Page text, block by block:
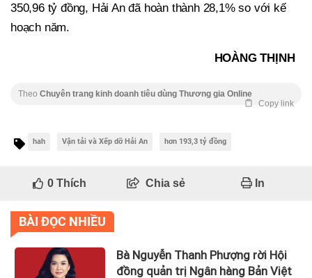
350,96 tỷ đồng, Hải An đã hoàn thành 28,1% so với kế
hoạch năm.
HOÀNG THỊNH
Theo Chuyên trang kinh doanh tiêu dùng Thương gia Online
Copy link
hah Vận tải và Xếp dỡ Hải An hơn 193,3 tỷ đồng
0Thích Chia sẻ In
BÀI ĐỌC NHIỀU
Bà Nguyễn Thanh Phượng rời Hội
đồng quản trị Ngân hàng Bản Việt